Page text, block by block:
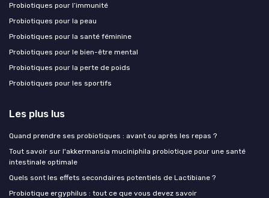
Probiotiques pour l’immunité
Probiotiques pour la peau
Probiotiques pour la santé féminine
Probiotiques pour le bien-être mental
Probiotiques pour la perte de poids
Probiotiques pour les sportifs
Les plus lus
Quand prendre ses probiotiques : avant ou après les repas ?
Tout savoir sur l'akkermansia muciniphila probiotique pour une santé
intestinale optimale
Quels sont les effets secondaires potentiels de Lactibiane ?
Probiotique ergyphilus : tout ce que vous devez savoir